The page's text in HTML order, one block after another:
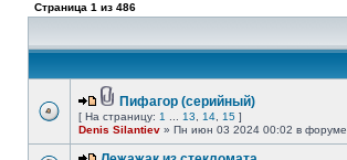
Страница 1 из 486
Пифагор (серийный)
[ На страницу: 1 13 14 15 ]
Denis Silantiev » Пн июн 03 2024 00:02 в форуме